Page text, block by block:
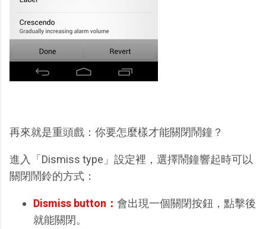
再來就是重頭戲：你要怎麼樣才能關閉鬧鐘？
進入「Dismiss type」設定裡，選擇鬧鐘響起時可以
關閉鬧鈴的方式：
Dismiss button： 會出現一個關閉按鈕，點擊後
就能關閉。